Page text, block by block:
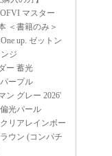
マスター
＜書籍のみ＞
up. ゼットン
ジ
ー 蓄光
ープル
ン グレー 2026'
光パール
リアレインボー
ウン (コンパチ